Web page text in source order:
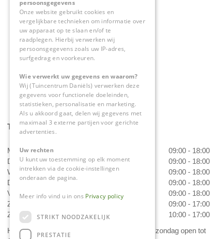
Herkenbosserweg 4
6063 NL Vlodrop
0475-534298
info@tuincentrumdaniels.nl
Tuincentrum Daniëls
Maandag
09:00 - 18:00
Dinsdag
09:00 - 18:00
Woensdag
09:00 - 18:00
Donderdag
09:00 - 18:00
Vrijdag
09:00 - 18:00
Zaterdag
09:00 - 17:00
Zondag
10:00 - 17:00
Het 'Bloemetje van Daniëls' is van dinsdag t/m zondag open tot
persoonsgegevens
Onze website gebruikt cookies en
vergelijkbare technieken om informatie over
uw apparaat op te slaan en/of te
raadplegen. Hierbij verwerken wij
persoonsgegevens zoals uw IP-adres,
surfgedrag en voorkeuren.
Wie verwerkt uw gegevens en waarom?
Wij (Tuincentrum Daniëls) verwerken deze
gegevens voor functionele doeleinden,
statistieken, personalisatie en marketing.
Als u akkoord gaat, delen wij gegevens met
maximaal 3 externe partijen voor gerichte
advertenties.
Uw rechten
U kunt uw toestemming op elk moment
intrekken via de cookie-instellingen
onderaan de pagina.
Meer info vind u in ons Privacy policy
STRIKT NOODZAKELIJK
PRESTATIE